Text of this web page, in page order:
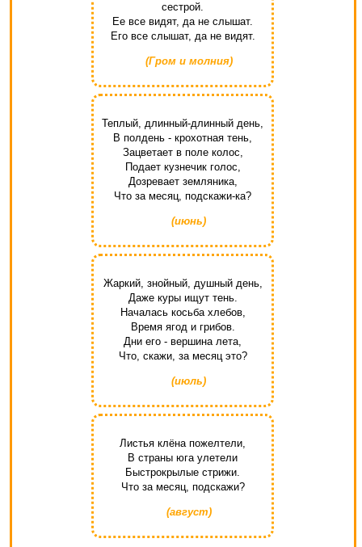
сестрой.
Ее все видят, да не слышат.
Его все слышат, да не видят.
(Гром и молния)
Теплый, длинный-длинный день,
В полдень - крохотная тень,
Зацветает в поле колос,
Подает кузнечик голос,
Дозревает земляника,
Что за месяц, подскажи-ка?
(июнь)
Жаркий, знойный, душный день,
Даже куры ищут тень.
Началась косьба хлебов,
Время ягод и грибов.
Дни его - вершина лета,
Что, скажи, за месяц это?
(июль)
Листья клёна пожелтели,
В страны юга улетели
Быстрокрылые стрижи.
Что за месяц, подскажи?
(август)